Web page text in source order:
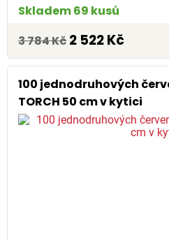
Skladem 69 kusů
3 784 Kč 2 522 Kč
100 jednodruhových
TORCH 50 cm v kytici